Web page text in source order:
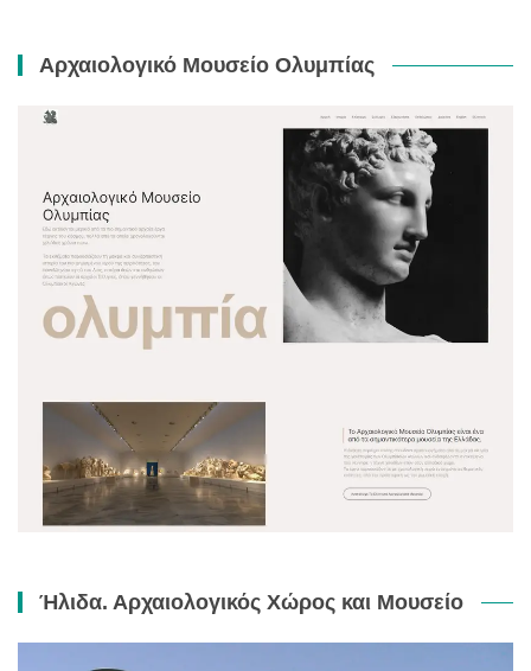
Αρχαιολογικό Μουσείο Ολυμπίας
Ήλιδα. Αρχαιολογικός Χώρος και Μουσείο